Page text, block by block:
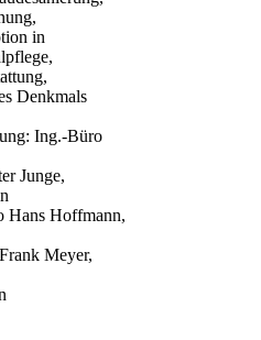
in
Denkmals
Ing.-Büro
Junge,
Hans Hoffmann,
Meyer,